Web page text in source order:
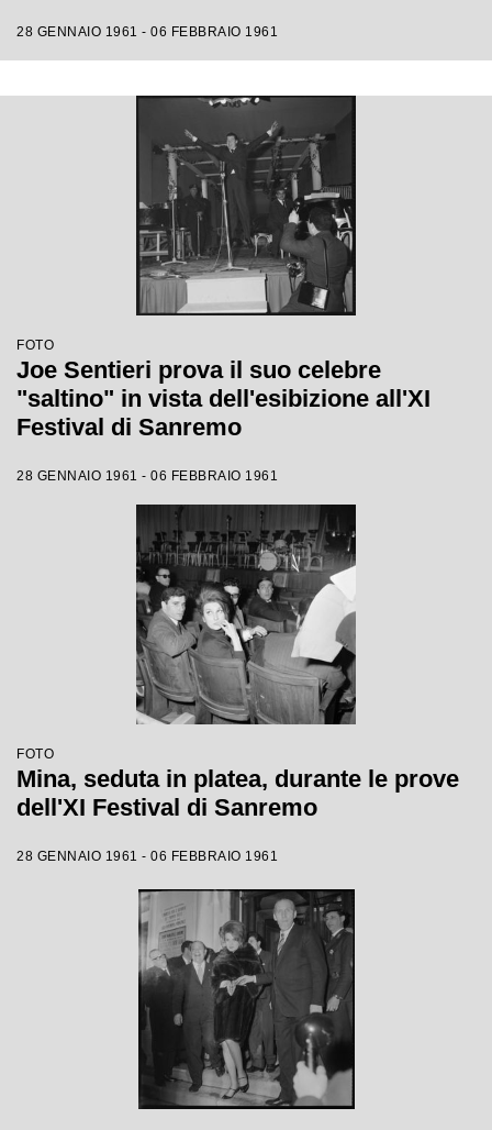
28 GENNAIO 1961 - 06 FEBBRAIO 1961
FOTO
Joe Sentieri prova il suo celebre
"saltino" in vista dell'esibizione all'XI
Festival di Sanremo
28 GENNAIO 1961 - 06 FEBBRAIO 1961
FOTO
Mina, seduta in platea, durante le prove
dell'XI Festival di Sanremo
28 GENNAIO 1961 - 06 FEBBRAIO 1961